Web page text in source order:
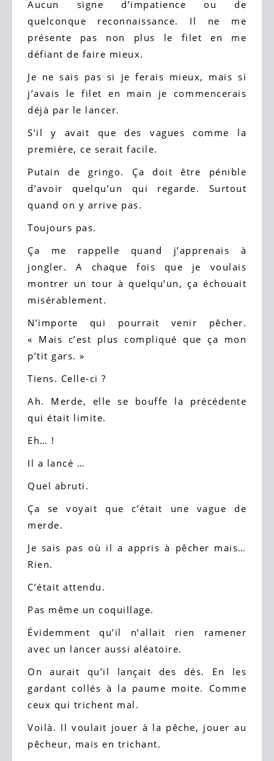
Aucun signe d’impatience ou de
quelconque reconnaissance. Il ne me
présente pas non plus le filet en me
défiant de faire mieux.
Je ne sais pas si je ferais mieux, mais si
j’avais le filet en main je commencerais
déjà par le lancer.
S’il y avait que des vagues comme la
première, ce serait facile.
Putain de gringo. Ça doit être pénible
d’avoir quelqu’un qui regarde. Surtout
quand on y arrive pas.
Toujours pas.
Ça me rappelle quand j’apprenais à
jongler. A chaque fois que je voulais
montrer un tour à quelqu’un, ça échouait
misérablement.
N’importe qui pourrait venir pêcher.
« Mais c’est plus compliqué que ça mon
p’tit gars. »
Tiens. Celle-ci ?
Ah. Merde, elle se bouffe la précédente
qui était limite.
Eh… !
Il a lancé …
Quel abruti.
Ça se voyait que c’était une vague de
merde.
Je sais pas où il a appris à pêcher mais…
Rien.
C’était attendu.
Pas même un coquillage.
Évidemment qu’il n’allait rien ramener
avec un lancer aussi aléatoire.
On aurait qu’il lançait des dés. En les
gardant collés à la paume moite. Comme
ceux qui trichent mal.
Voilà. Il voulait jouer à la pêche, jouer au
pêcheur, mais en trichant.